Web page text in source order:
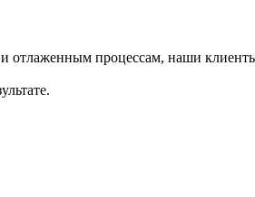
и отлаженным процессам, наши